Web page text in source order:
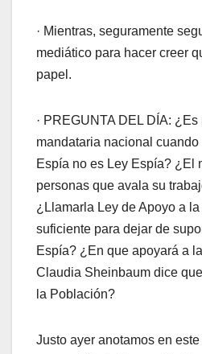
· Mientras, seguramente
mediático para hacer creer
papel.
· PREGUNTA DEL DÍA:
mandataria nacional
Espía no es Ley Espía? ¿El
personas que avala su
¿Llamarla Ley de Apoyo a
suficiente para dejar de
Espía? ¿En que apoyará a
Claudia Sheinbaum dice
la Población?
Justo ayer anotamos en